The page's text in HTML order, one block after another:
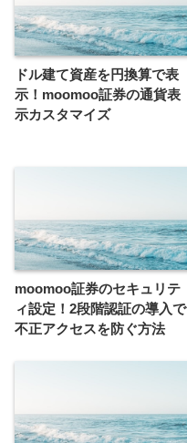
ドル建て資産を円換算で表
示！moomoo証券の通貨表
示カスタマイズ
moomoo証券のセキュリテ
ィ設定！2段階認証の導入で
不正アクセスを防ぐ方法